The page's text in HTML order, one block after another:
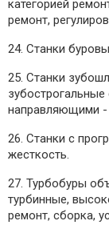
категорией
ремонт,
24. Станки
25. Станки
направляющими -
26. Станки с
жесткость.
27. Турбобуры
турбинные,
ремонт, сборка,